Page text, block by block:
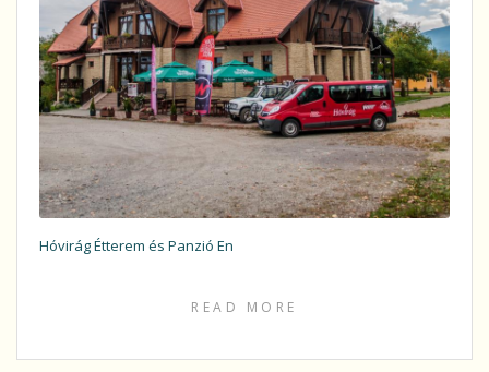
Hóvirág Étterem és Panzió En
READ MORE